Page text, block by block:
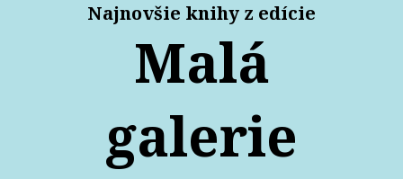
Najnovšie knihy z edície
Malá
galerie